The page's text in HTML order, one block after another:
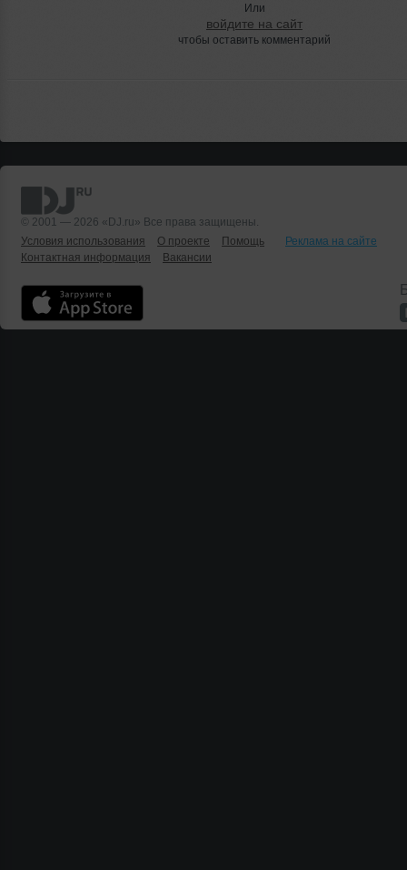
Или
войдите на сайт
чтобы оставить комментарий
© 2001 — 2026 «DJ.ru» Все права защищены.
Условия использования
О проекте Помощь
Реклама на сайте
Контактная информация
Вакансии